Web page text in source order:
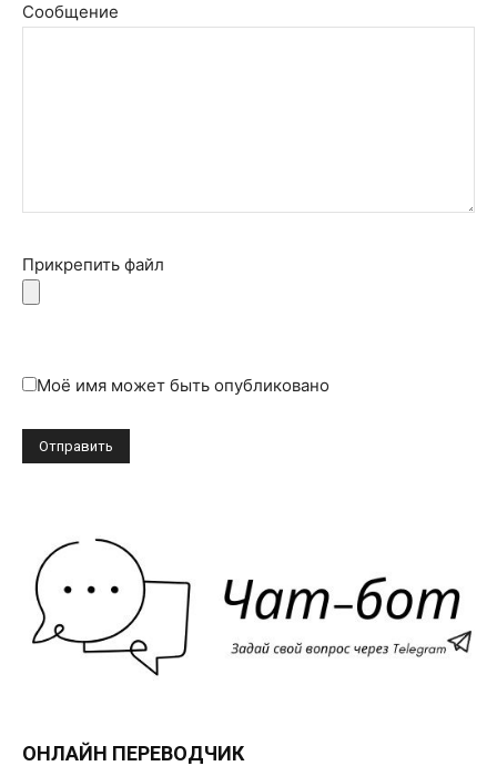
Сообщение
Прикрепить файл
Моё имя может быть опубликовано
ОНЛАЙН ПЕРЕВОДЧИК